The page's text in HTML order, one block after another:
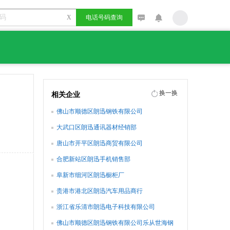
X 电话号码查询
相关企业 换一换
佛山市顺德区朗迅钢铁有限公司
大武口区朗迅通讯器材经销部
唐山市开平区朗迅商贸有限公司
合肥新站区朗迅手机销售部
阜新市细河区朗迅橱柜厂
贵港市港北区朗迅汽车用品商行
浙江省乐清市朗迅电子科技有限公司
佛山市顺德区朗迅钢铁有限公司乐从世海钢